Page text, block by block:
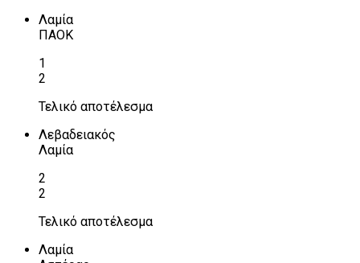
Λαμία
ΠΑΟΚ
1
2
Τελικό αποτέλεσμα
Λεβαδειακός
Λαμία
2
2
Τελικό αποτέλεσμα
Λαμία